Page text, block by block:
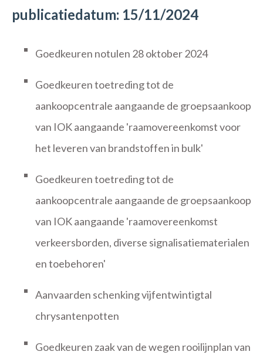
publicatiedatum: 15/11/2024
Goedkeuren notulen 28 oktober 2024
Goedkeuren toetreding tot de
aankoopcentrale aangaande de groepsaankoop
van IOK aangaande 'raamovereenkomst voor
het leveren van brandstoffen in bulk'
Goedkeuren toetreding tot de
aankoopcentrale aangaande de groepsaankoop
van IOK aangaande 'raamovereenkomst
verkeersborden, diverse signalisatiematerialen
en toebehoren'
Aanvaarden schenking vijfentwintigtal
chrysantenpotten
Goedkeuren zaak van de wegen rooilijnplan van